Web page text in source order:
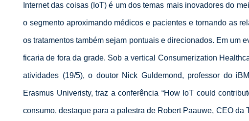
Internet das coisas (IoT) é um dos temas mais inovadores do
o segmento aproximando médicos e pacientes e tornando as
os tratamentos também sejam pontuais e direcionados. Em um
ficaria de fora da grade. Sob a vertical Consumerization
atividades (19/5), o doutor Nick Guldemond, professor do
Erasmus Univeristy, traz a conferência “How IoT could
consumo, destaque para a palestra de Robert Paauwe, CEO da